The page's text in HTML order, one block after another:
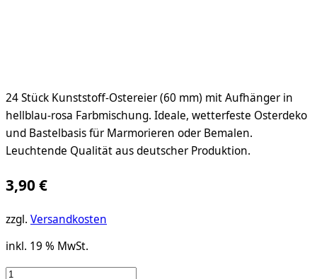
24 Stück Kunststoff-Ostereier (60 mm) mit Aufhänger in
hellblau-rosa Farbmischung. Ideale, wetterfeste Osterdeko
und Bastelbasis für Marmorieren oder Bemalen.
Leuchtende Qualität aus deutscher Produktion.
3,90€
zzgl. Versandkosten
inkl. 19 % MwSt.
24er